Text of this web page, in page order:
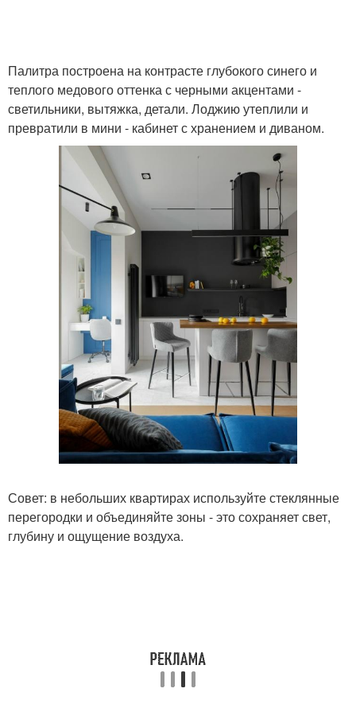
Палитра построена на контрасте глубокого синего и
теплого медового оттенка с черными акцентами -
светильники, вытяжка, детали. Лоджию утеплили и
превратили в мини - кабинет с хранением и диваном.
Совет: в небольших квартирах используйте стеклянные
перегородки и объединяйте зоны - это сохраняет свет,
глубину и ощущение воздуха.